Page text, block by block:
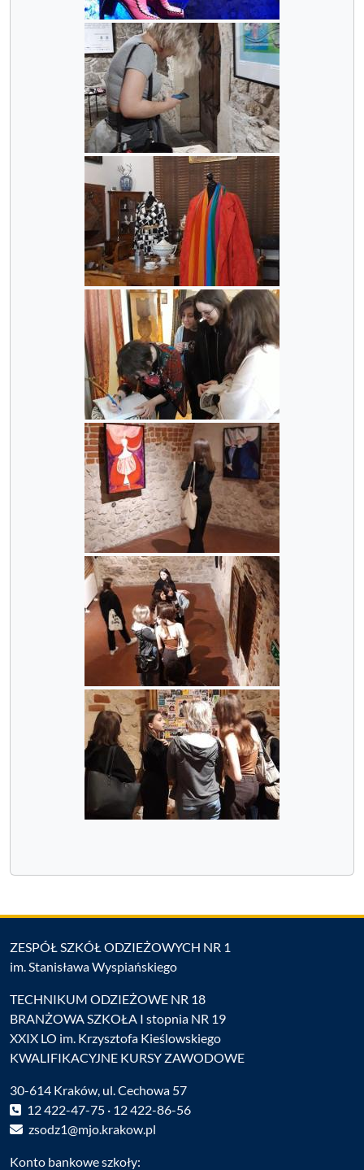
ZESPÓŁ SZKÓŁ ODZIEŻOWYCH NR 1
im. Stanisława Wyspiańskiego
TECHNIKUM ODZIEŻOWE NR 18
BRANŻOWA SZKOŁA I stopnia NR 19
XXIX LO im. Krzysztofa Kieślowskiego
KWALIFIKACYJNE KURSY ZAWODOWE
30-614 Kraków, ul. Cechowa 57
12 422-47-75 · 12 422-86-56
zsodz1@mjo.krakow.pl
Konto bankowe szkoły: